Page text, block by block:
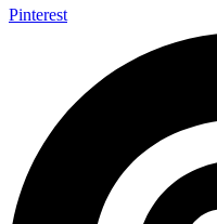
Pinterest